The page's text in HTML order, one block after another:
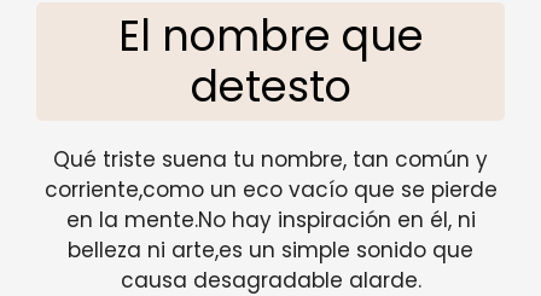
El nombre que
detesto
Qué triste suena tu nombre, tan común y
corriente,como un eco vacío que se pierde
en la mente.No hay inspiración en él, ni
belleza ni arte,es un simple sonido que
causa desagradable alarde.